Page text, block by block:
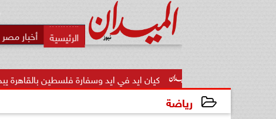
أخبار مصر
كيان ايد في ايد وسفارة فلسطين بالقاهرة يبحثان تأسيس اللجنة...
رياضة